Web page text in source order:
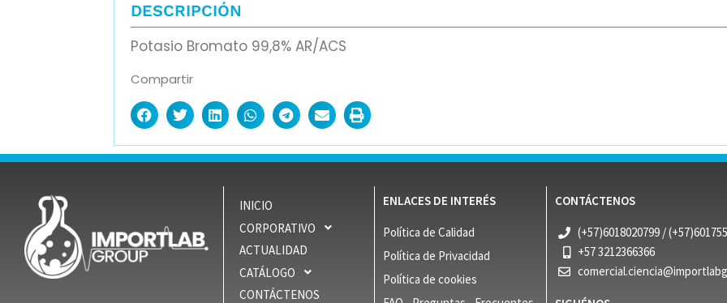
DESCRIPCIÓN
Potasio Bromato 99,8% AR/ACS
Compartir
INICIO
CORPORATIVO
ACTUALIDAD
CATÁLOGO
CONTÁCTENOS
ENLACES DE INTERÉS
Política de Calidad
Política de Privacidad
Política de cookies
CONTÁCTENOS
(+57)6018020799 /
+57 3212366366